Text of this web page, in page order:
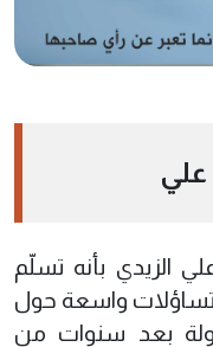
الزيدي بأنه تسلّم
تساؤلات واسعة حول
بعد سنوات من